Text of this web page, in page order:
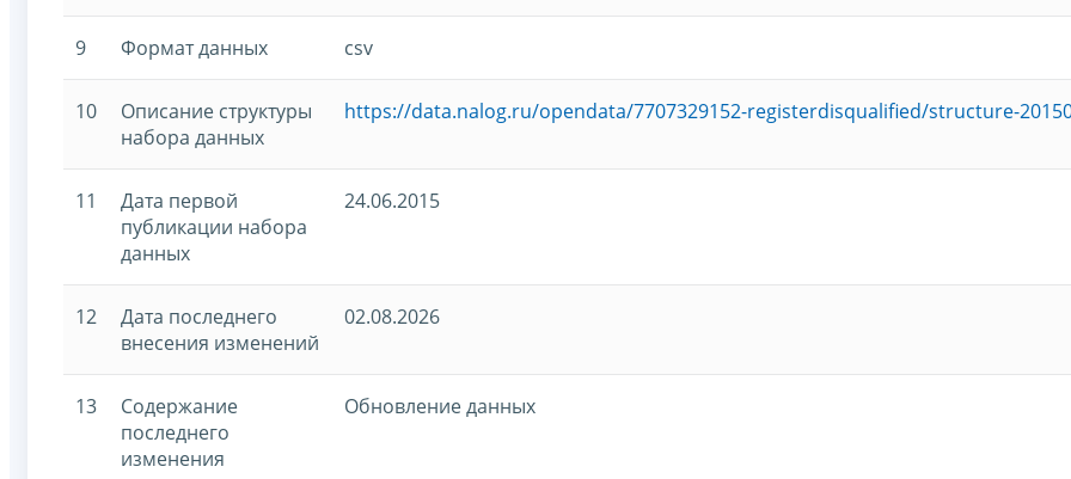
9 Формат данных csv
10
Описание структуры
набора данных
https://data.nalog.ru/opendata/7707329152-registerdisqualified/structure-
11
Дата первой
публикации набора
данных
24.06.2015
12
Дата последнего
внесения изменений
02.08.2026
13
Содержание
последнего
изменения
Обновление данных